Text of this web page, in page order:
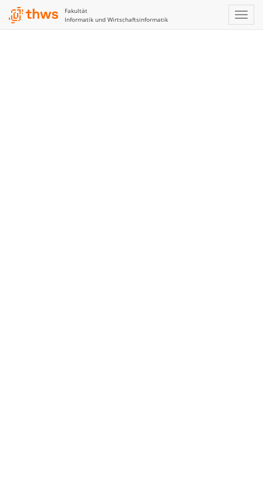
Fakultät
Informatik und Wirtschaftsinformatik